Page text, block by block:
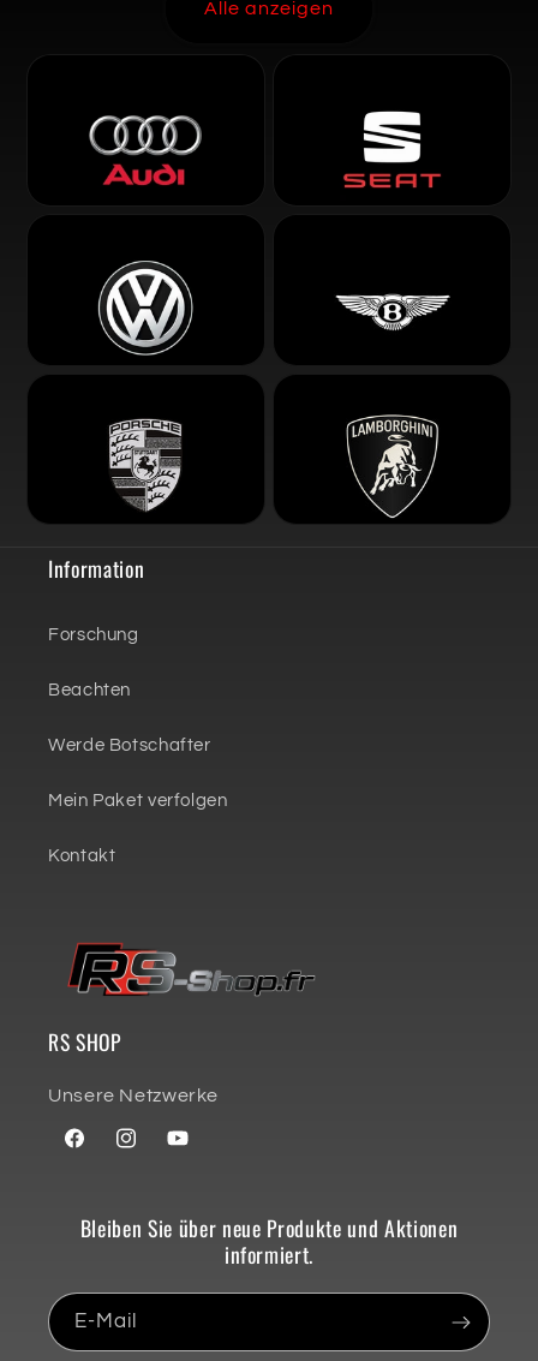
Alle anzeigen
Information
Forschung
Beachten
Werde Botschafter
Mein Paket verfolgen
Kontakt
RS SHOP
Unsere Netzwerke
FacebookInstagramYouTube
Bleiben Sie über neue Produkte und Aktionen
informiert.
E-Mail